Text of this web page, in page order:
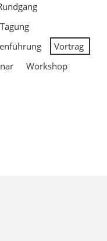
Tagung
Vortrag
Workshop